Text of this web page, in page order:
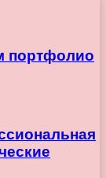
портфолио